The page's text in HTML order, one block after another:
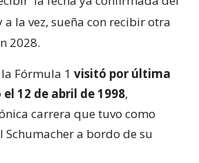
a la vez, sueña con recibir otra
2028.
Fórmula 1 visitó por última
12 de abril de 1998,
carrera que tuvo como
Schumacher a bordo de su